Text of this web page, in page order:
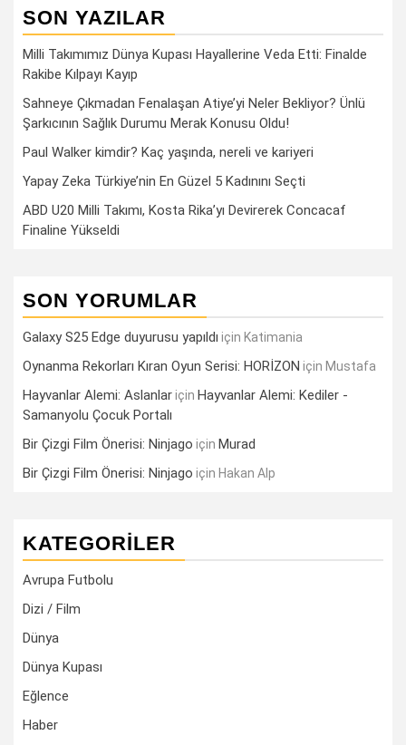
SON YAZILAR
Milli Takımımız Dünya Kupası Hayallerine Veda Etti: Finalde
Rakibe Kılpayı Kayıp
Sahneye Çıkmadan Fenalaşan Atiye’yi Neler Bekliyor? Ünlü
Şarkıcının Sağlık Durumu Merak Konusu Oldu!
Paul Walker kimdir? Kaç yaşında, nereli ve kariyeri
Yapay Zeka Türkiye’nin En Güzel 5 Kadınını Seçti
ABD U20 Milli Takımı, Kosta Rika’yı Devirerek Concacaf
Finaline Yükseldi
SON YORUMLAR
Galaxy S25 Edge duyurusu yapıldı için Katimania
Oynanma Rekorları Kıran Oyun Serisi: HORİZON için Mustafa
Hayvanlar Alemi: Aslanlariçin Hayvanlar Alemi: Kediler -
Samanyolu Çocuk Portalı
Bir Çizgi Film Önerisi: Ninjago için Murad
Bir Çizgi Film Önerisi: Ninjago için Hakan Alp
KATEGORILER
Avrupa Futbolu
Dizi / Film
Dünya
Dünya Kupası
Eğlence
Haber